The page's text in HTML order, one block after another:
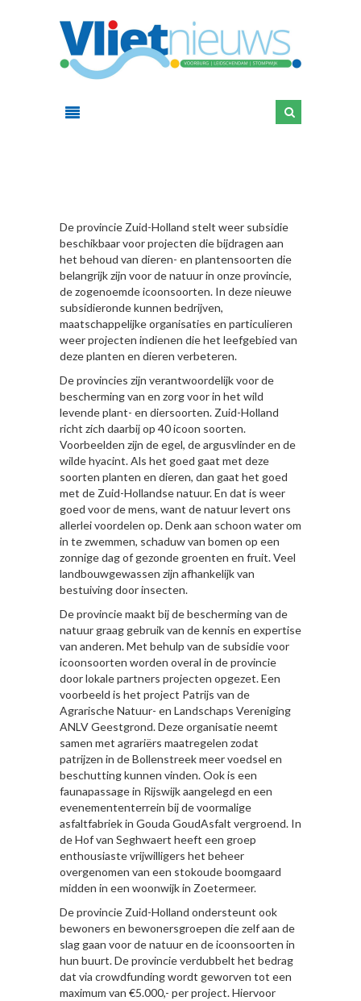
De provincie Zuid-Holland stelt weer subsidie
beschikbaar voor projecten die bijdragen aan
het behoud van dieren- en plantensoorten die
belangrijk zijn voor de natuur in onze provincie,
de zogenoemde icoonsoorten. In deze nieuwe
subsidieronde kunnen bedrijven,
maatschappelijke organisaties en particulieren
weer projecten indienen die het leefgebied van
deze planten en dieren verbeteren.
De provincies zijn verantwoordelijk voor de
bescherming van en zorg voor in het wild
levende plant- en diersoorten. Zuid-Holland
richt zich daarbij op 40 icoon soorten.
Voorbeelden zijn de egel, de argusvlinder en de
wilde hyacint. Als het goed gaat met deze
soorten planten en dieren, dan gaat het goed
met de Zuid-Hollandse natuur. En dat is weer
goed voor de mens, want de natuur levert ons
allerlei voordelen op. Denk aan schoon water om
in te zwemmen, schaduw van bomen op een
zonnige dag of gezonde groenten en fruit. Veel
landbouwgewassen zijn afhankelijk van
bestuiving door insecten.
De provincie maakt bij de bescherming van de
natuur graag gebruik van de kennis en expertise
van anderen. Met behulp van de subsidie voor
icoonsoorten worden overal in de provincie
door lokale partners projecten opgezet. Een
voorbeeld is het project Patrijs van de
Agrarische Natuur- en Landschaps Vereniging
ANLV Geestgrond. Deze organisatie neemt
samen met agrariërs maatregelen zodat
patrijzen in de Bollenstreek meer voedsel en
beschutting kunnen vinden. Ook is een
faunapassage in Rijswijk aangelegd en een
evenemententerrein bij de voormalige
asfaltfabriek in Gouda GoudAsfalt vergroend. In
de Hof van Seghwaert heeft een groep
enthousiaste vrijwilligers het beheer
overgenomen van een stokoude boomgaard
midden in een woonwijk in Zoetermeer.
De provincie Zuid-Holland ondersteunt ook
bewoners en bewonersgroepen die zelf aan de
slag gaan voor de natuur en de icoonsoorten in
hun buurt. De provincie verdubbelt het bedrag
dat via crowdfunding wordt geworven tot een
maximum van €5.000,- per project. Hiervoor